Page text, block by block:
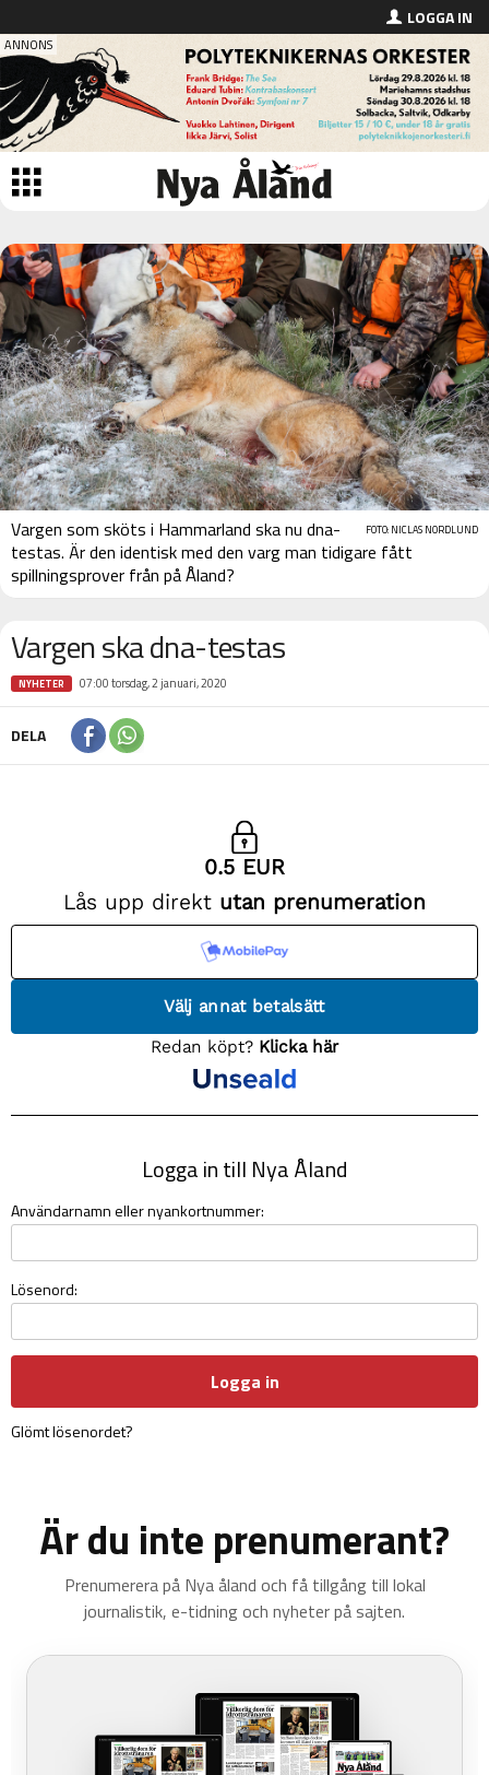
LOGGA IN
FOTO: NICLAS NORDLUND
Vargen som sköts i Hammarland ska nu dna-
testas. Är den identisk med den varg man tidigare fått
spillningsprover från på Åland?
Vargen ska dna-testas
NYHETER 07:00 torsdag, 2 januari, 2020
DELA